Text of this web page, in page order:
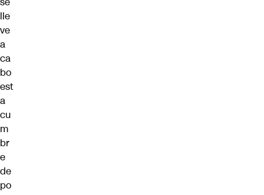
lle
ve
a
ca
bo
est
a
cu
m
br
e
de
po